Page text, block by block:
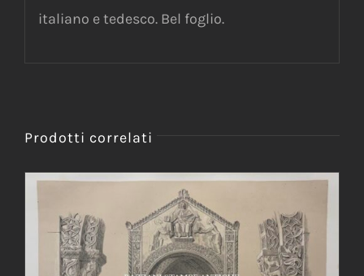
italiano e tedesco. Bel foglio.
Prodotti correlati